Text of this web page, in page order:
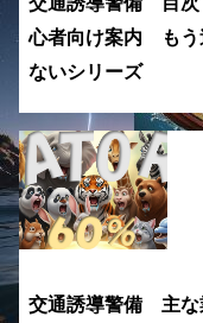
心者向け案内 もう
ないシリーズ
交通誘導警備 主な